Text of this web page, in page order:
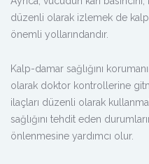
düzenli olarak izlemek de
önemli yollarındandır.
Kalp-damar sağlığını
olarak doktor kontrollerine
ilaçları düzenli olarak
sağlığını tehdit eden
önlenmesine yardımcı olur.